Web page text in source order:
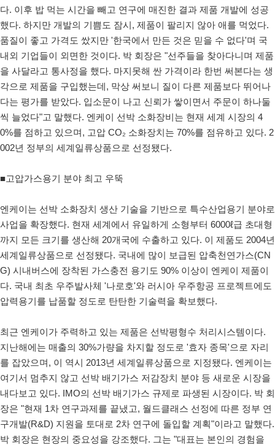
다. 이후 밥 먹는 시간을 빼고 연구에 매진한 결과 제품 개발에 성공
했다. 하지만 개발의 기쁨도 잠시, 제품이 팔리지 않아 애를 먹었다.
품질이 좋고 가격도 쌌지만 '한국에서 만든 것은 믿을 수 없다'며 국
내외 기업들이 외면한 것이다. 박 회장은 "선주들을 찾아다니며 제품
을 사달라고 통사정을 했다. 마지못해 싼 가격이라 한번 써본다는 생
각으로 제품을 구입했는데, 막상 써보니 질이 다른 제품보다 뛰어나
다는 평가를 받았다. 입소문이 나고 신뢰가 쌓이면서 주문이 하나둘
씩 늘었다"고 말했다. 엔케이 선박 소화장비는 현재 세계 시장의 4
0%를 점하고 있으며, 고압 CO₂ 소화장치는 70%를 점유하고 있다. 2
002년 정부의 세계일류상품으로 선정됐다.
■고압가스용기 분야 최고 우뚝
엔케이는 선박 소화장치 생산 기술을 기반으로 특수산업용기 분야로
사업을 확장했다. 현재 세계에서 유일하게 소형부터 6000ℓ급 초대형
까지 모든 크기를 생산해 20개국에 수출하고 있다. 이 제품도 2004년
세계일류상품으로 선정됐다. 국내에 많이 보급된 압축천연가스(CN
G) 시내버스에 장착된 가스충전 용기도 90% 이상이 엔케이 제품이
다. 국내 최초 우주발사체 '나로호'와 러시아 우주항공 프로젝트에도
압력용기를 납품할 정도로 탄탄한 기술력을 확보했다.
최근 엔케이가 주력하고 있는 제품은 선박평형수 처리시스템이다.
지난해에는 매출의 30%가량을 차지할 정도로 '효자 종목'으로 자리
를 잡았으며, 이 역시 2013년 세계일류상품으로 지정됐다. 엔케이는
여기서 멈추지 않고 선박 배기가스 저감장치 분야 등 새로운 시장을
내다보고 있다. IMO의 선박 배기가스 규제로 파생된 시장이다. 박 회
장은 "현재 1차 연구과제를 끝냈고, 월드클래스 선정에 따른 정부 연
구개발(R&D) 지원을 토대로 2차 연구에 돌입할 계획"이라고 말했다.
박 회장은 현장의 중요성을 강조했다. 그는 "대표는 본인의 경험을